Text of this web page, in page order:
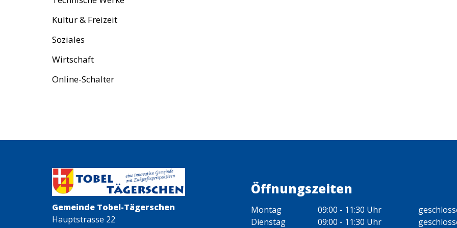
Kultur & Freizeit
Soziales
Wirtschaft
Online-Schalter
Öffnungszeiten
Gemeinde Tobel-Tägerschen
Hauptstrasse 22
Montag
Dienstag
09:00 - 11:30 Uhr
09:00 - 11:30 Uhr